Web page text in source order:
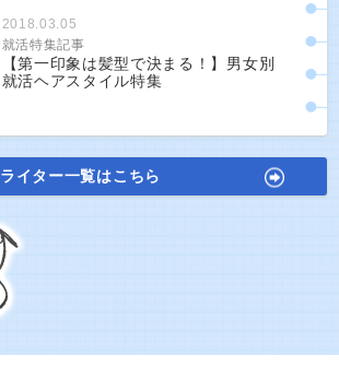
2018.03.05
就活特集記事
【第一印象は髪型で決まる！】男女別
就活ヘアスタイル特集
ライター一覧はこちら